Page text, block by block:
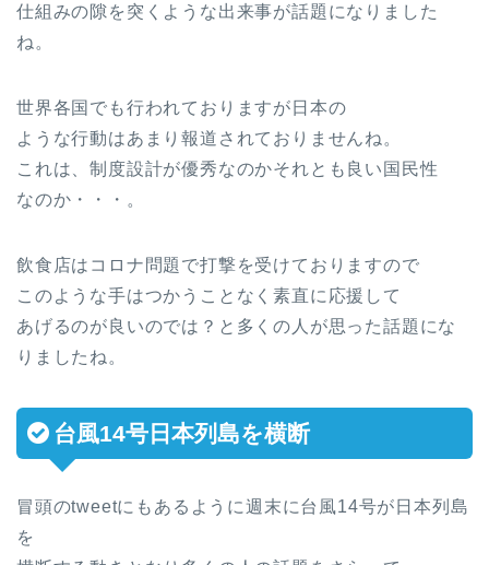
仕組みの隙を突くような出来事が話題になりました
ね。
世界各国でも行われておりますが日本の
ような行動はあまり報道されておりませんね。
これは、制度設計が優秀なのかそれとも良い国民性
なのか・・・。
飲食店はコロナ問題で打撃を受けておりますので
このような手はつかうことなく素直に応援して
あげるのが良いのでは？と多くの人が思った話題にな
りましたね。
台風14号日本列島を横断
冒頭のtweetにもあるように週末に台風14号が日本列島
を